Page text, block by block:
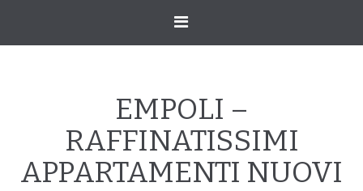
Toggle
EMPOLI –
RAFFINATISSIMI
APPARTAMENTI NUOVI